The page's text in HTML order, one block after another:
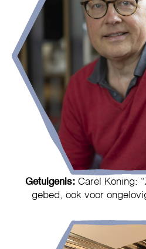
Getuigenis: Carel Koning:
gebed, ook voor